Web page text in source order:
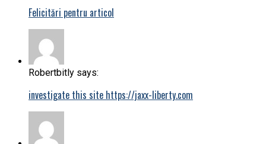
Felicitări pentru articol
Robertbitly says:
investigate this site https://jaxx-liberty.com